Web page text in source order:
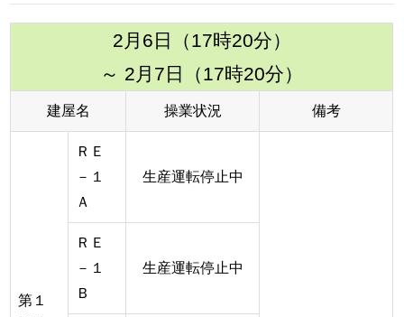
2月6日（17時20分）
～ 2月7日（17時20分）
建屋名 操業状況 備考
第１
ＲＥ
－１
Ａ
生産運転停止中
ＲＥ
－１
Ｂ
生産運転停止中